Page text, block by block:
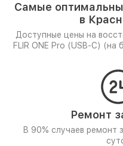
Самые
в
Доступные цены на
FLIR ONE Pro (USB-C)
Ремонт
В 90% случаев ремонт